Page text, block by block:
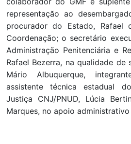
representação ao
procurador do Estado, Rafael
Coordenação; o secretário
Administração Penitenciária e
Rafael Bezerra, na qualidade de
Mário Albuquerque,
assistente técnica estadual
Justiça CNJ/PNUD, Lúcia
Marques, no apoio administrativo